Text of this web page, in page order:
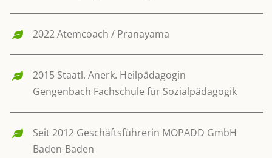
2022 Atemcoach / Pranayama
2015 Staatl. Anerk. Heilpädagogin
Gengenbach Fachschule für Sozialpädagogik
Seit 2012 Geschäftsführerin MOPÄDD GmbH
Baden-Baden